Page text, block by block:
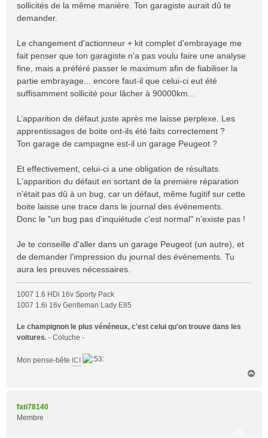
sollicités de la même manière. Ton garagiste aurait dû te
demander.
Le changement d'actionneur + kit complet d'embrayage me
fait penser que ton garagiste n'a pas voulu faire une analyse
fine, mais a préféré passer le maximum afin de fiabiliser la
partie embrayage... encore faut-il que celui-ci eut été
suffisamment sollicité pour lâcher à 90000km...
L’apparition de défaut juste après me laisse perplexe. Les
apprentissages de boite ont-ils été faits correctement ?
Ton garage de campagne est-il un garage Peugeot ?
Et effectivement, celui-ci a une obligation de résultats.
L'apparition du défaut en sortant de la première réparation
n'était pas dû à un bug, car un défaut, même fugitif sur cette
boite laisse une trace dans le journal des événements.
Donc le "un bug pas d'inquiétude c'est normal" n’existe pas !
Je te conseille d'aller dans un garage Peugeot (un autre), et
de demander l'impression du journal des événements. Tu
aura les preuves nécessaires.
1007 1.6 HDi 16v Sporty Pack
1007 1.6i 16v Gentleman Lady E85
Le champignon le plus vénéneux, c'est celui qu'on trouve dans les
voitures. - Coluche -
Mon pense-bête ICI
fati78140
Membre